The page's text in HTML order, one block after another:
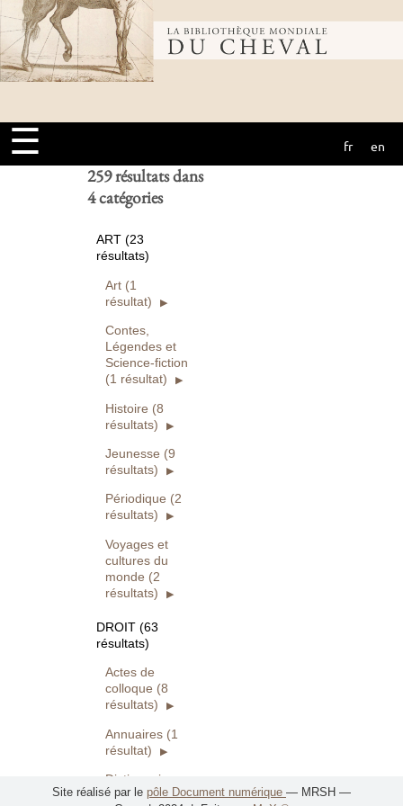
Bibliothèque
mondiale du
cheval
☰ fr en
Ouvrages
numérisés seuls
Réinitialiser
259 résultats dans
4 catégories
ART (23
résultats)
Art (1
résultat)
Contes,
Légendes et
Science-fiction
(1 résultat)
Histoire (8
résultats)
Jeunesse (9
résultats)
Périodique (2
résultats)
Voyages et
cultures du
monde (2
résultats)
DROIT (63
résultats)
Actes de
colloque (8
résultats)
Annuaires (1
résultat)
Dictionnaires,
lexiques et
Site réalisé par le pôle Document numérique — MRSH —